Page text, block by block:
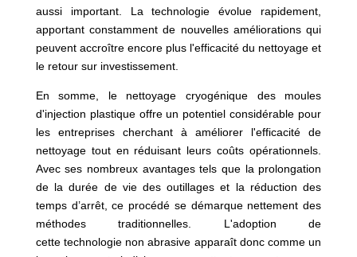
aussi important. La technologie évolue rapidement,
apportant constamment de nouvelles améliorations qui
peuvent accroître encore plus l'efficacité du nettoyage et
le retour sur investissement.
En somme, le nettoyage cryogénique des moules
d'injection plastique offre un potentiel considérable pour
les entreprises cherchant à améliorer l'efficacité de
nettoyage tout en réduisant leurs coûts opérationnels.
Avec ses nombreux avantages tels que la prolongation
de la durée de vie des outillages et la réduction des
temps d’arrêt, ce procédé se démarque nettement des
méthodes traditionnelles. L'adoption de
cette technologie non abrasive apparaît donc comme un